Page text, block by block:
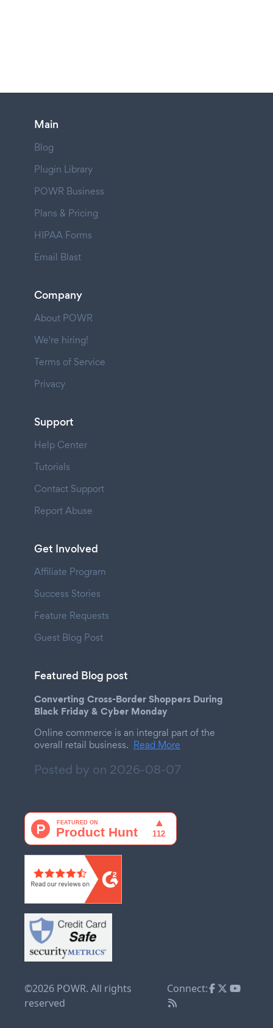
Main
Blog
Plugin Library
POWR Business
Plans & Pricing
HIPAA Forms
Email Blast
Company
About POWR
We're hiring!
Terms of Service
Privacy
Support
Help Center
Tutorials
Contact Support
Report Abuse
Get Involved
Affiliate Program
Success Stories
Feature Requests
Guest Blog Post
Featured Blog post
Converting Cross-Border Shoppers During
Black Friday & Cyber Monday
Online commerce is an integral part of the
overall retail business. Read More
Posted by on 2026-08-07
©2026 POWR. All rights
reserved
Connect: